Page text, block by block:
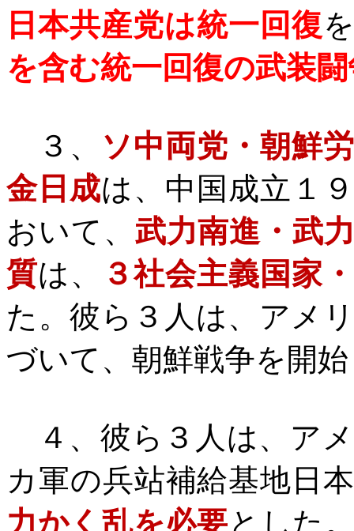
日本共産党は統一回復
を含む統一回復の武装
３、 ソ中両党・朝鮮
金日成は、中国成立１
おいて、 武力南進・武
質は、
３社会主義国家
た。彼ら３人は、アメ
づいて、朝鮮戦争を開
４、彼ら３人は、ア
カ軍の兵站補給基地日
力かく乱を必要とした